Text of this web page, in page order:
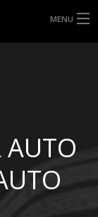
MENU
AUTO